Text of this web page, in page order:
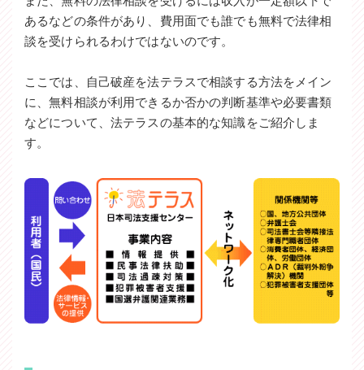
あるなどの条件があり、費用面でも誰でも無料で法律相
談を受けられるわけではないのです。
ここでは、自己破産を法テラスで相談する方法をメイン
に、無料相談が利用できるか否かの判断基準や必要書類
などについて、法テラスの基本的な知識をご紹介しま
す。